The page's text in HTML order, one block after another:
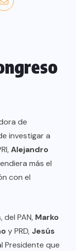
de
investigar a
Alejandro
más el
con el
PAN, Marko
y PRD, Jesús
Presidente que